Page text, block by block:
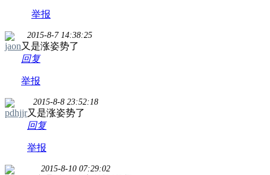
举报
jaon
2015-8-7 14:38:25
又是涨姿势了
回复
举报
pdhjjr
2015-8-8 23:52:18
又是涨姿势了
回复
举报
2015-8-10 07:29:02